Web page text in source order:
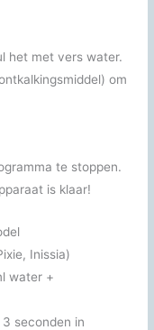
het met vers water.
om
te stoppen.
is klaar!
Inissia)
water +
seconden in